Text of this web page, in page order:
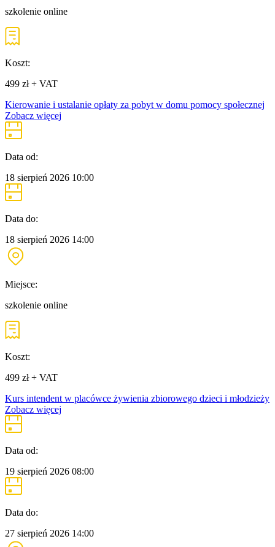
szkolenie online
Koszt:
499 zł + VAT
Kierowanie i ustalanie opłaty za pobyt w domu pomocy społecznej
Zobacz więcej
Data od:
18 sierpień 2026 10:00
Data do:
18 sierpień 2026 14:00
Miejsce:
szkolenie online
Koszt:
499 zł + VAT
Kurs intendent w placówce żywienia zbiorowego dzieci i młodzieży
Zobacz więcej
Data od:
19 sierpień 2026 08:00
Data do:
27 sierpień 2026 14:00